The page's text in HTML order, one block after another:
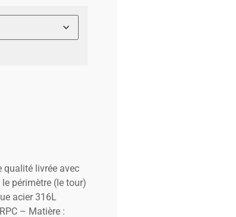
qualité livrée avec
périmètre (le tour)
acier 316L
– Matière :